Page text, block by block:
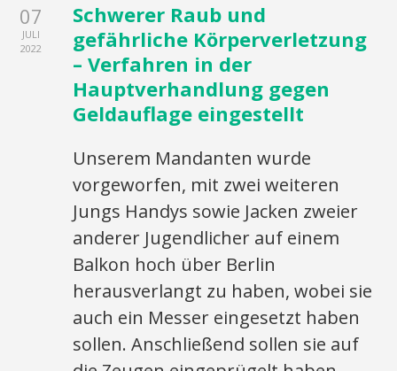
07
JULI
2022
Schwerer Raub und
gefährliche Körperverletzung
– Verfahren in der
Hauptverhandlung gegen
Geldauflage eingestellt
Unserem Mandanten wurde
vorgeworfen, mit zwei weiteren
Jungs Handys sowie Jacken zweier
anderer Jugendlicher auf einem
Balkon hoch über Berlin
herausverlangt zu haben, wobei sie
auch ein Messer eingesetzt haben
sollen. Anschließend sollen sie auf